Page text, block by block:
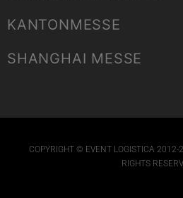
KANTONMESSE
SHANGHAI MESSE
COPYRIGHT © EVENT LOGISTICA 2012-
RIGHTS